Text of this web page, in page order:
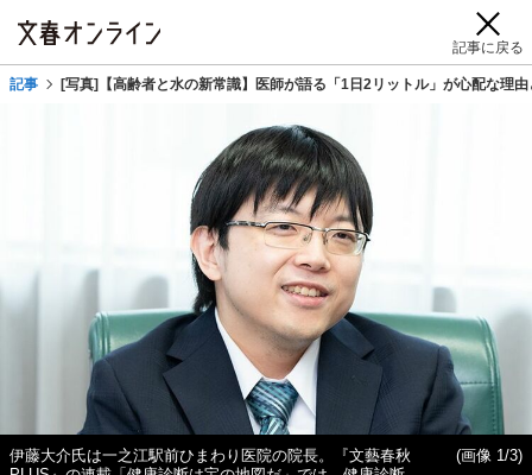
記事に戻る
記事 [写真]【高齢者と水の新常識】医師が語る「1日2リットル」が心配な理
伊藤大介氏は一之江駅前ひまわり医院の院長。『文藝春秋
(画像 1/3)